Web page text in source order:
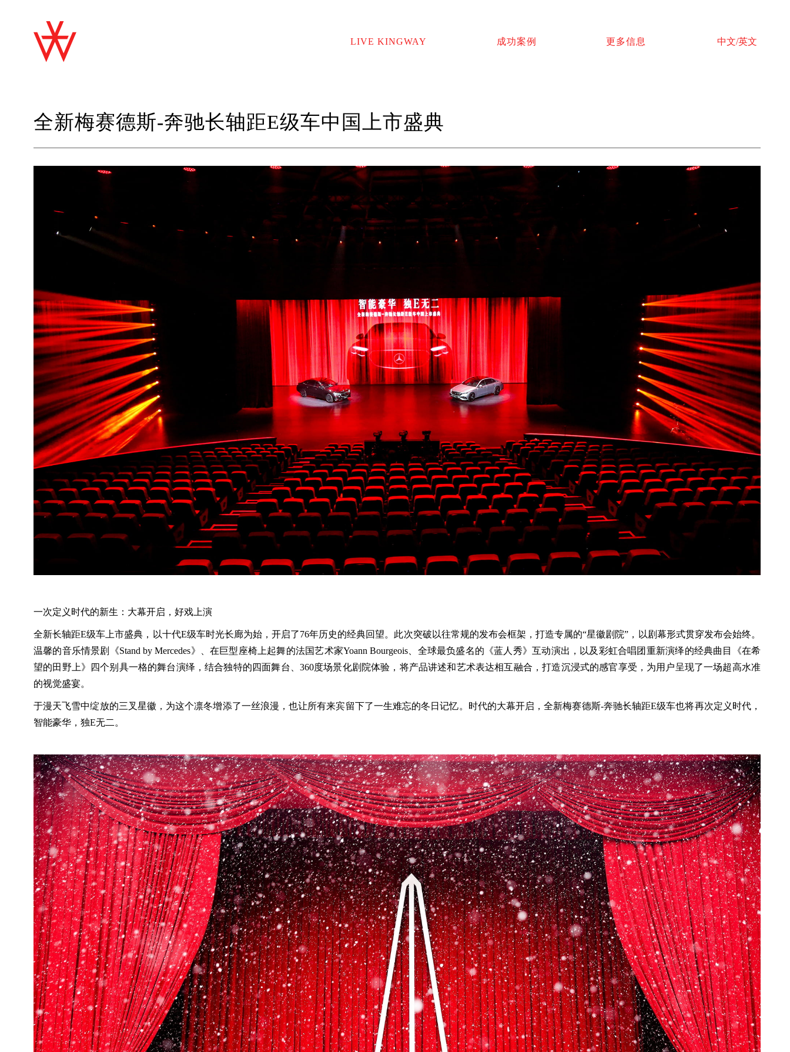
LIVE KINGWAY 成功案例 更多信息 中文/英文
全新梅赛德斯-奔驰长轴距E级车中国上市盛典
一次定义时代的新生：大幕开启，好戏上演
全新长轴距E级车上市盛典，以十代E级车时光长廊为始，开启了76年历史的经典回望。此次突破以往常规的发布会框架，打造专属的“星徽剧院”，以剧幕形式贯穿发布会始终。
温馨的音乐情景剧《Stand by Mercedes》、在巨型座椅上起舞的法国艺术家Yoann Bourgeois、全球最负盛名的《蓝人秀》互动演出，以及彩虹合唱团重新演绎的经典曲目《在希
望的田野上》四个别具一格的舞台演绎，结合独特的四面舞台、360度场景化剧院体验，将产品讲述和艺术表达相互融合，打造沉浸式的感官享受，为用户呈现了一场超高水准
的视觉盛宴。
于漫天飞雪中绽放的三叉星徽，为这个凛冬增添了一丝浪漫，也让所有来宾留下了一生难忘的冬日记忆。时代的大幕开启，全新梅赛德斯-奔驰长轴距E级车也将再次定义时代，
智能豪华，独E无二。